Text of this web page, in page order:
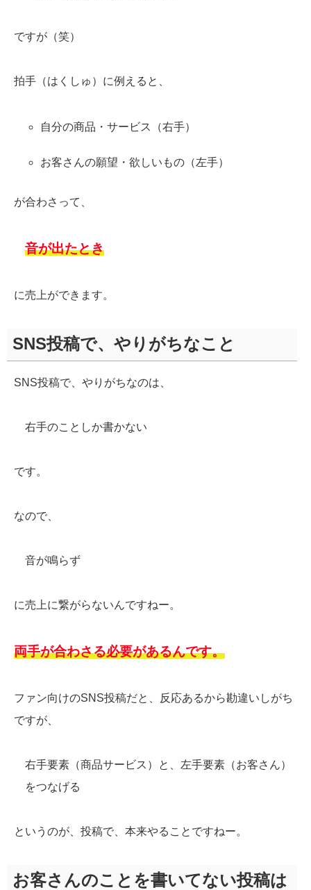
ですが（笑）
拍手（はくしゅ）に例えると、
自分の商品・サービス（右手）
お客さんの願望・欲しいもの（左手）
が合わさって、
音が出たとき
に売上ができます。
SNS投稿で、やりがちなこと
SNS投稿で、やりがちなのは、
右手のことしか書かない
です。
なので、
音が鳴らず
に売上に繋がらないんですねー。
両手が合わさる必要があるんです。
ファン向けのSNS投稿だと、反応あるから勘違いしがち
ですが、
右手要素（商品サービス）と、左手要素（お客さん）
をつなげる
というのが、投稿で、本来やることですねー。
お客さんのことを書いてない投稿は